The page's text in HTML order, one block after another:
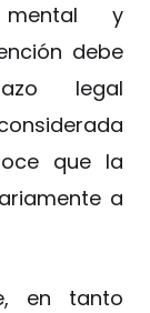
mental y
debe
legal
que la
a
en tanto